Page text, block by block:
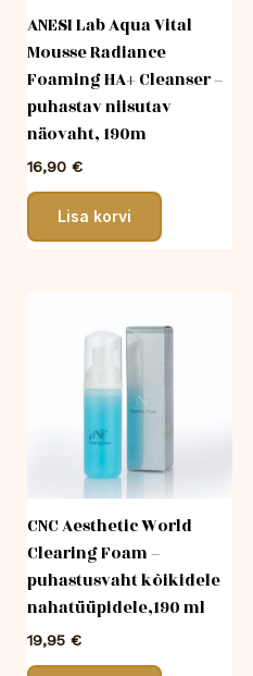
ANESI Lab Aqua Vital
Mousse Radiance
Foaming HA+ Cleanser –
puhastav niisutav
näovaht, 190m
16,90 €
Lisa korvi
CNC Aesthetic World
Clearing Foam –
puhastusvaht kõikidele
nahatüüpidele,190 ml
19,95 €